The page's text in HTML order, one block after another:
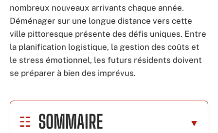
nombreux nouveaux arrivants chaque année.
Déménager sur une longue distance vers cette
ville pittoresque présente des défis uniques. Entre
la planification logistique, la gestion des coûts et
le stress émotionnel, les futurs résidents doivent
se préparer à bien des imprévus.
SOMMAIRE